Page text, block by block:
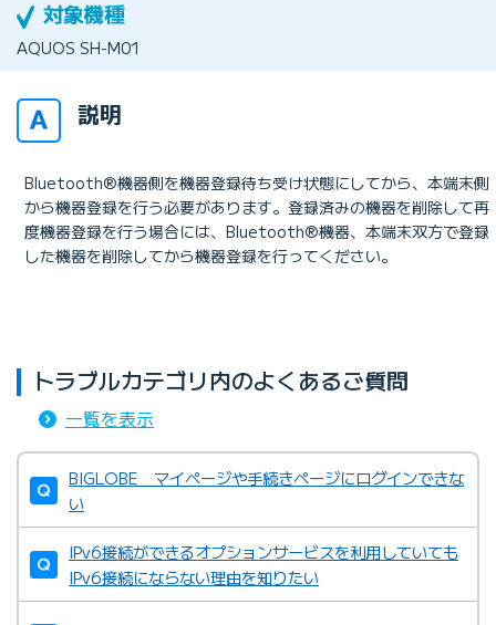
AQUOS SH-M01
説明
Bluetooth®機器側を機器登録待ち受け状態にしてから、本端末側
から機器登録を行う必要があります。登録済みの機器を削除して再
度機器登録を行う場合には、Bluetooth®機器、本端末双方で登録
した機器を削除してから機器登録を行ってください。
トラブルカテゴリ内のよくあるご質問
一覧を表示
BIGLOBE マイページや手続きページにログインできな
い
IPv6接続ができるオプションサービスを利用していても
IPv6接続にならない理由を知りたい